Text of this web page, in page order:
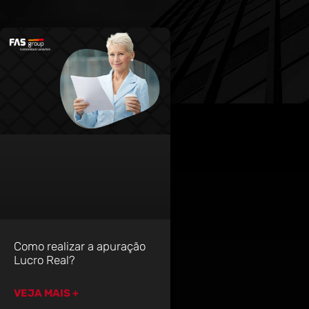
Como realizar a apuração
Lucro Real?
VEJA MAIS +